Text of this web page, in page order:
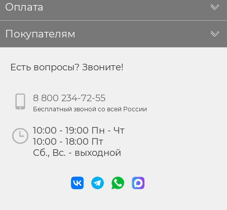
Оплата
Покупателям
Есть вопросы? Звоните!
8 800 234-72-55
Бесплатный звоной со всей России
10:00 - 19:00 Пн - Чт
10:00 - 18:00 Пт
Сб., Вс. - выходной